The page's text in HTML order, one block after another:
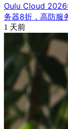
Oulu Cloud 2026
务器8折，高防服
1 天前